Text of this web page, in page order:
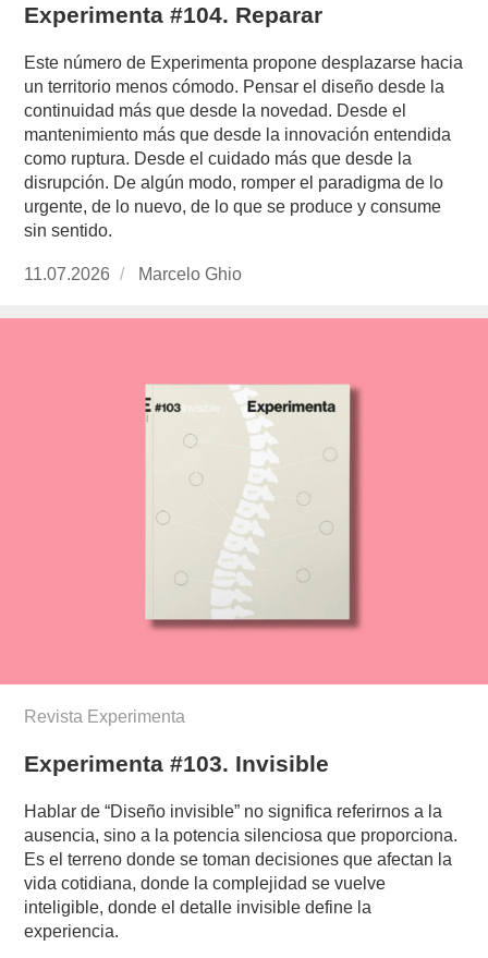
Experimenta #104. Reparar
Este número de Experimenta propone desplazarse hacia
un territorio menos cómodo. Pensar el diseño desde la
continuidad más que desde la novedad. Desde el
mantenimiento más que desde la innovación entendida
como ruptura. Desde el cuidado más que desde la
disrupción. De algún modo, romper el paradigma de lo
urgente, de lo nuevo, de lo que se produce y consume
sin sentido.
Publicado
11.07.2026
https://www.experimenta.es/author/marcelo-
Marcelo Ghio
Revista Experimenta
Experimenta #103. Invisible
Hablar de “Diseño invisible” no significa referirnos a la
ausencia, sino a la potencia silenciosa que proporciona.
Es el terreno donde se toman decisiones que afectan la
vida cotidiana, donde la complejidad se vuelve
inteligible, donde el detalle invisible define la
experiencia.